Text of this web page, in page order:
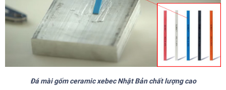
Đá mài gốm ceramic xebec Nhật Bản chất lượng cao